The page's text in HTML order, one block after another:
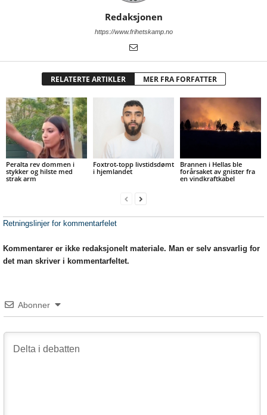
Redaksjonen
https://www.frihetskamp.no
RELATERTE ARTIKLER MER FRA FORFATTER
Peralta rev dommen i
stykker og hilste med
strak arm
Foxtrot-topp livstidsdømt
i hjemlandet
Brannen i Hellas ble
forårsaket av gnister fra
en vindkraftkabel
Retningslinjer for kommentarfelet
Kommentarer er ikke redaksjonelt materiale. Man er selv ansvarlig for
det man skriver i kommentarfeltet.
Abonner